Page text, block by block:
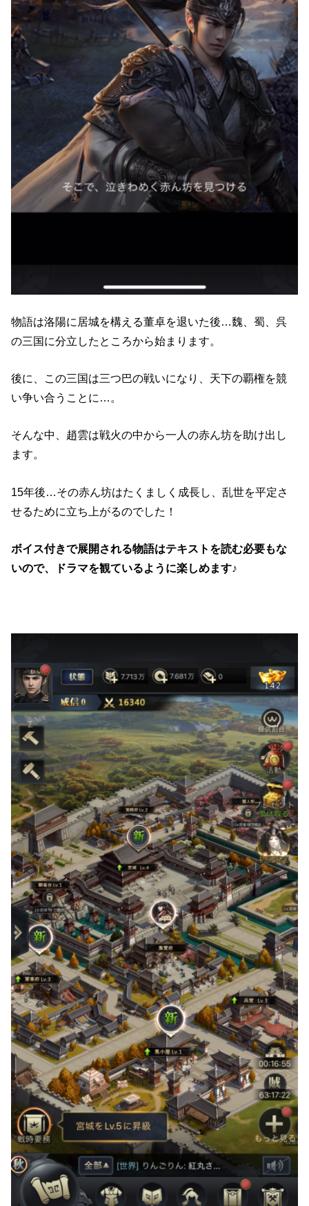
物語は洛陽に居城を構える董卓を退いた後…魏、蜀、呉
の三国に分立したところから始まります。
後に、この三国は三つ巴の戦いになり、天下の覇権を競
い争い合うことに…。
そんな中、趙雲は戦火の中から一人の赤ん坊を助け出し
ます。
15年後…その赤ん坊はたくましく成長し、乱世を平定さ
せるために立ち上がるのでした！
ボイス付きで展開される物語はテキストを読む必要もな
いので、ドラマを観ているように楽しめます♪